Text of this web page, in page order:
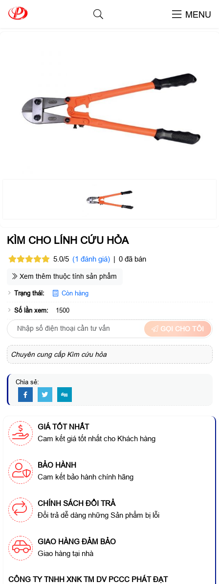
MENU
kìm cho lính cứu hỏa
KÌM CHO LÍNH CỨU HỎA
5.0/5 (1 đánh giá) | 0 đã bán
Xem thêm thuộc tính sản phẩm
Trạng thái: Còn hàng
Số lần xem: 1500
GỌI CHO TÔI
Chuyên cung cấp Kìm cứu hỏa
Chia sẻ:
GIÁ TỐT NHẤT
Cam kết giá tốt nhất cho Khách hàng
BẢO HÀNH
Cam kết bảo hành chính hãng
CHÍNH SÁCH ĐỔI TRẢ
Đổi trả dễ dàng những Sản phẩm bị lỗi
GIAO HÀNG ĐẢM BẢO
Giao hàng tại nhà
CÔNG TY TNHH XNK TM DV PCCC PHÁT ĐẠT